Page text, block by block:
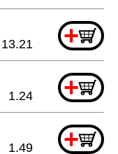
+
13.21
+
1.24
+
1.49